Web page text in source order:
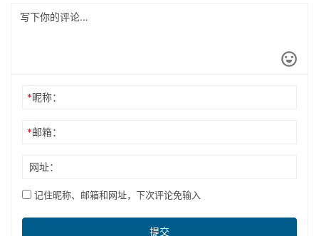
*昵称：
*邮箱：
网址：
记住昵称、邮箱和网址，下次评论免输入
提交